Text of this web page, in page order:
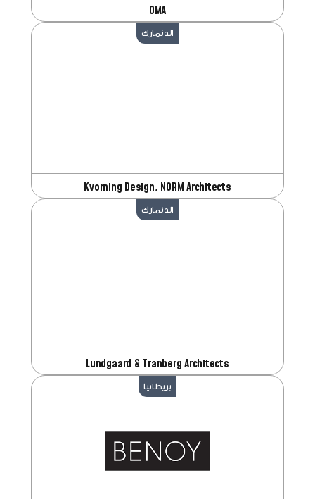
OMA
Kvorning Design, NORM Architects
الدنمارك
Lundgaard & Tranberg Architects
الدنمارك
بريطانيا